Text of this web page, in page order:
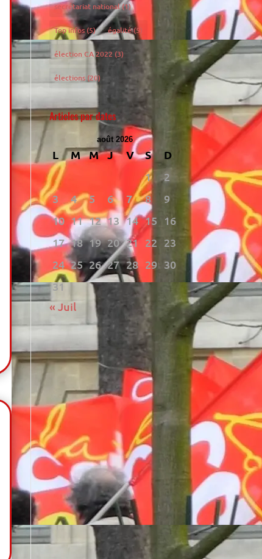
secrétariat national(1)
Top infos(5) égalité(5)
élection CA 2022 (3)
élections(20)
Articles par dates
août 2026
L M M J V S
D
1
2
3
4 5 6 7 8
9
10 11 12 13 14 15
16
17 18 19 20 21 22 23
24 25 26 27 28 29 30
31
« Juil